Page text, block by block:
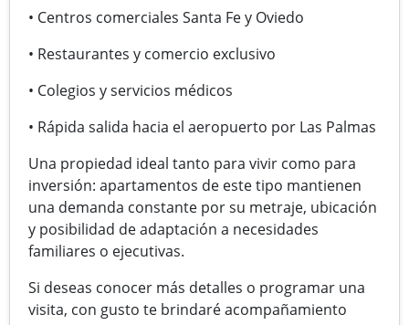
• Centros comerciales Santa Fe y Oviedo
• Restaurantes y comercio exclusivo
• Colegios y servicios médicos
• Rápida salida hacia el aeropuerto por Las Palmas
Una propiedad ideal tanto para vivir como para
inversión: apartamentos de este tipo mantienen
una demanda constante por su metraje, ubicación
y posibilidad de adaptación a necesidades
familiares o ejecutivas.
Si deseas conocer más detalles o programar una
visita, con gusto te brindaré acompañamiento